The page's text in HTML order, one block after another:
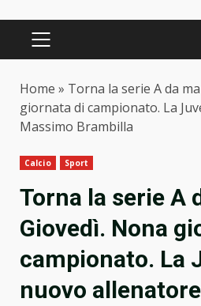
PRIMARY
Home » Torna la serie A da
giornata di campionato. La
Massimo Brambilla
Calcio Sport
Torna la serie A
Giovedì. Nona
campionato. La
nuovo